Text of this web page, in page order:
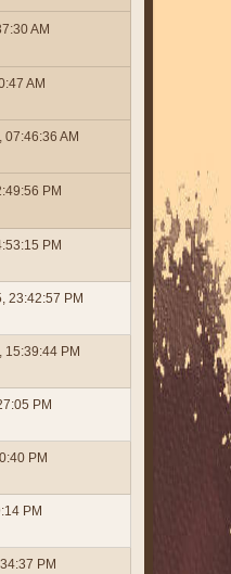
AM
AM
07:46:36 AM
PM
PM
23:42:57 PM
15:39:44 PM
PM
PM
PM
PM